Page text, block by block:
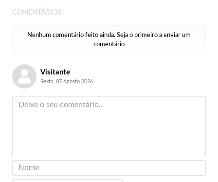
COMENTÁRIOS:
Nenhum comentário feito ainda. Seja o primeiro a enviar um
comentário
Visitante
Sexta, 07 Agosto 2026